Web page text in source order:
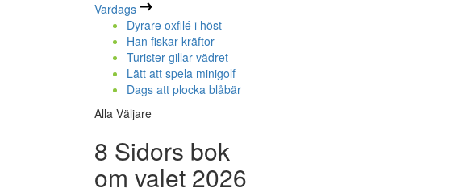
Vardags
Dyrare oxfilé i höst
Han fiskar kräftor
Turister gillar vädret
Lätt att spela minigolf
Dags att plocka blåbär
Alla Väljare
8 Sidors bok
om valet 2026